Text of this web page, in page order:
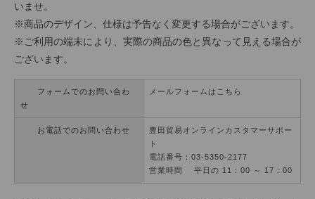
いませ。
※商品のデザイン、仕様は予告なく変更する場合がございます。
※ご利用の端末により、実際の商品の色と異なって見える場合が
ございます。
フォームでのお問い合わ
せ
メールフォームはこちら
お電話でのお問い合わせ
豊田貿易オンラインカスタマーサポー
ト
電話番号：03-5350-2177
営業時間 平日の 11：00 ～ 17：00